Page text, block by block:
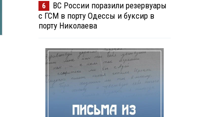
6
ВС России поразили резервуары
с ГСМ в порту Одессы и буксир в
порту Николаева